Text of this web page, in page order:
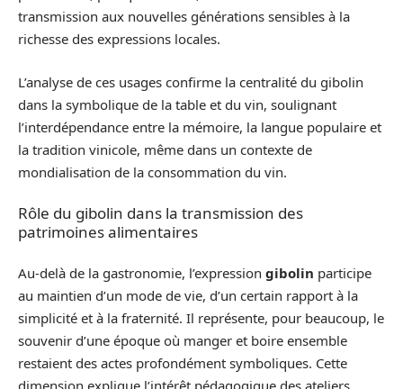
transmission aux nouvelles générations sensibles à la
richesse des expressions locales.
L’analyse de ces usages confirme la centralité du gibolin
dans la symbolique de la table et du vin, soulignant
l’interdépendance entre la mémoire, la langue populaire et
la tradition vinicole, même dans un contexte de
mondialisation de la consommation du vin.
Rôle du gibolin dans la transmission des
patrimoines alimentaires
Au-delà de la gastronomie, l’expression gibolin participe
au maintien d’un mode de vie, d’un certain rapport à la
simplicité et à la fraternité. Il représente, pour beaucoup, le
souvenir d’une époque où manger et boire ensemble
restaient des actes profondément symboliques. Cette
dimension explique l’intérêt pédagogique des ateliers